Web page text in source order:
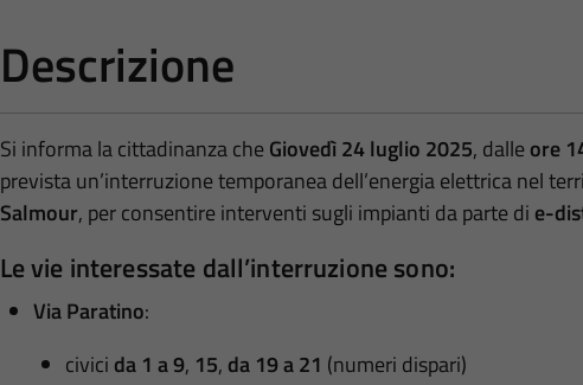
Descrizione
Si informa la cittadinanza che Giovedì 24 luglio 2025, dalle ore
prevista un’interruzione temporanea dell’energia elettrica nel
Salmour, per consentire interventi sugli impianti da parte di e-
Le vie interessate dall’interruzione sono:
Via Paratino:
civici da 1 a 9, 15, da 19 a 21 (numeri dispari)